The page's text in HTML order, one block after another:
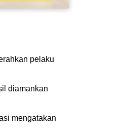
pelaku
diamankan
mengatakan